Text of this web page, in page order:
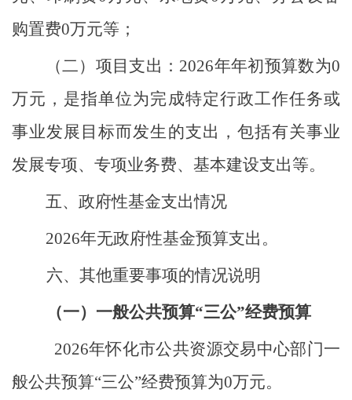
购置费0万元等 ；
（二） 项目支出 ： 2026年年初预算数为0
万元，是指单位为完成特定行政工作任务或
事业发展目标而发生的支出，包括有关事业
发展专项、专项业务费、基本建设支出等。
五、政府性基金支出情况
2026年无政府性基金预算支出。
六、其他重要事项的情况说明
（一） 一般公共预算“三公”经费预算
2026年怀化市公共资源交易中心部门一
般公共预算“三公”经费预算为0万元。